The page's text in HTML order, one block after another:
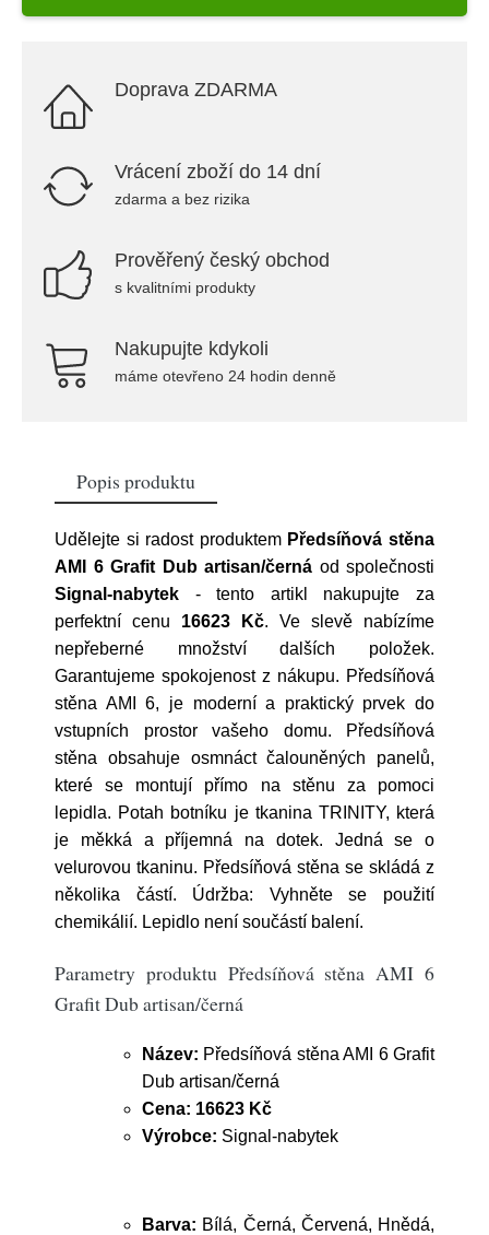
Doprava ZDARMA
Vrácení zboží do 14 dní
zdarma a bez rizika
Prověřený český obchod
s kvalitními produkty
Nakupujte kdykoli
máme otevřeno 24 hodin denně
Popis produktu
Udělejte si radost produktem Předsíňová stěna
AMI 6 Grafit Dub artisan/černá od společnosti
Signal-nabytek - tento artikl nakupujte za
perfektní cenu 16623 Kč. Ve slevě nabízíme
nepřeberné množství dalších položek.
Garantujeme spokojenost z nákupu. Předsíňová
stěna AMI 6, je moderní a praktický prvek do
vstupních prostor vašeho domu. Předsíňová
stěna obsahuje osmnáct čalouněných panelů,
které se montují přímo na stěnu za pomoci
lepidla. Potah botníku je tkanina TRINITY, která
je měkká a příjemná na dotek. Jedná se o
velurovou tkaninu. Předsíňová stěna se skládá z
několika částí. Údržba: Vyhněte se použití
chemikálií. Lepidlo není součástí balení.
Parametry produktu Předsíňová stěna AMI 6
Grafit Dub artisan/černá
Název: Předsíňová stěna AMI 6 Grafit
Dub artisan/černá
Cena: 16623 Kč
Výrobce: Signal-nabytek
Barva: Bílá, Černá, Červená, Hnědá,